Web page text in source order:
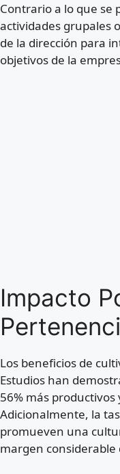
Contrario a lo que se
actividades grupales
de la dirección para
objetivos de la
Impacto
Los beneficios de
Estudios han
56% más
Adicionalmente, la
promueven una
margen considerable